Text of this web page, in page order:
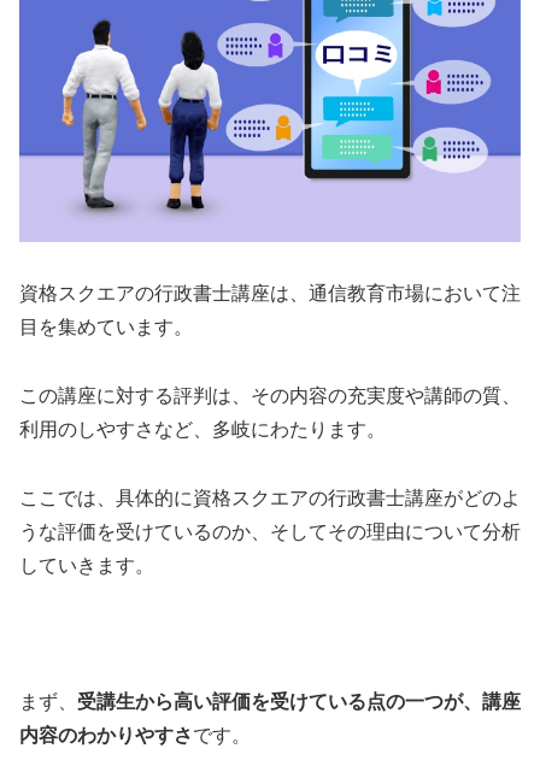
資格スクエアの行政書士講座は、通信教育市場において注
目を集めています。
この講座に対する評判は、その内容の充実度や講師の質、
利用のしやすさなど、多岐にわたります。
ここでは、具体的に資格スクエアの行政書士講座がどのよ
うな評価を受けているのか、そしてその理由について分析
していきます。
まず、 受講生から高い評価を受けている点の一つが、講座
内容のわかりやすさです。